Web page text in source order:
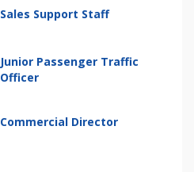
Sales Support Staff
Junior Passenger Traffic
Officer
Commercial Director